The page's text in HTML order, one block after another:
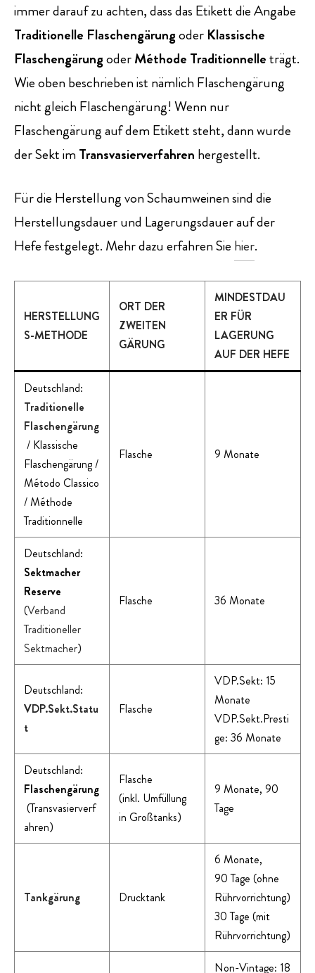
immer darauf zu achten, dass das Etikett die Angabe
Traditionelle Flaschengärungoder Klassische
FlaschengärungoderMéthode Traditionnelleträgt.
Wie oben beschrieben ist nämlich Flaschengärung
nicht gleich Flaschengärung! Wenn nur
Flaschengärung auf dem Etikett steht, dann wurde
der Sekt imTransvasierverfahren hergestellt.
Für die Herstellung von Schaumweinen sind die
Herstellungsdauer und Lagerungsdauer auf der
Hefe festgelegt. Mehr dazu erfahren Sie hier.
HERSTELLUNG
S-METHODE
ORT DER
ZWEITEN
GÄRUNG
MINDESTDAU
ER FÜR
LAGERUNG
AUF DER HEFE
Deutschland:
Traditionelle
Flaschengärung
/ Klassische
Flaschengärung /
Método Classico
/ Méthode
Traditionnelle
Flasche 9 Monate
Deutschland:
Sektmacher
Reserve
(Verband
Traditioneller
Sektmacher)
Flasche 36 Monate
Deutschland:
VDP.Sekt.Statu
t
Flasche
VDP.Sekt: 15
Monate
VDP.Sekt.Presti
ge: 36 Monate
Deutschland:
Flaschengärung
(Transvasierverf
ahren)
Flasche
(inkl. Umfüllung
in Großtanks)
9 Monate, 90
Tage
Tankgärung Drucktank
6 Monate,
90 Tage (ohne
Rührvorrichtung)
30 Tage (mit
Rührvorrichtung)
Non-Vintage: 18